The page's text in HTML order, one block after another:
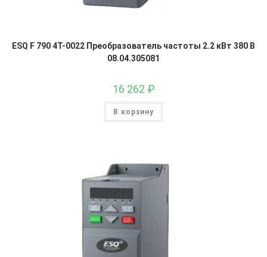
ESQ F 790 4T-0022 Преобразователь частоты 2.2 кВт 380 В
08.04.305081
16 262 ₽
В корзину